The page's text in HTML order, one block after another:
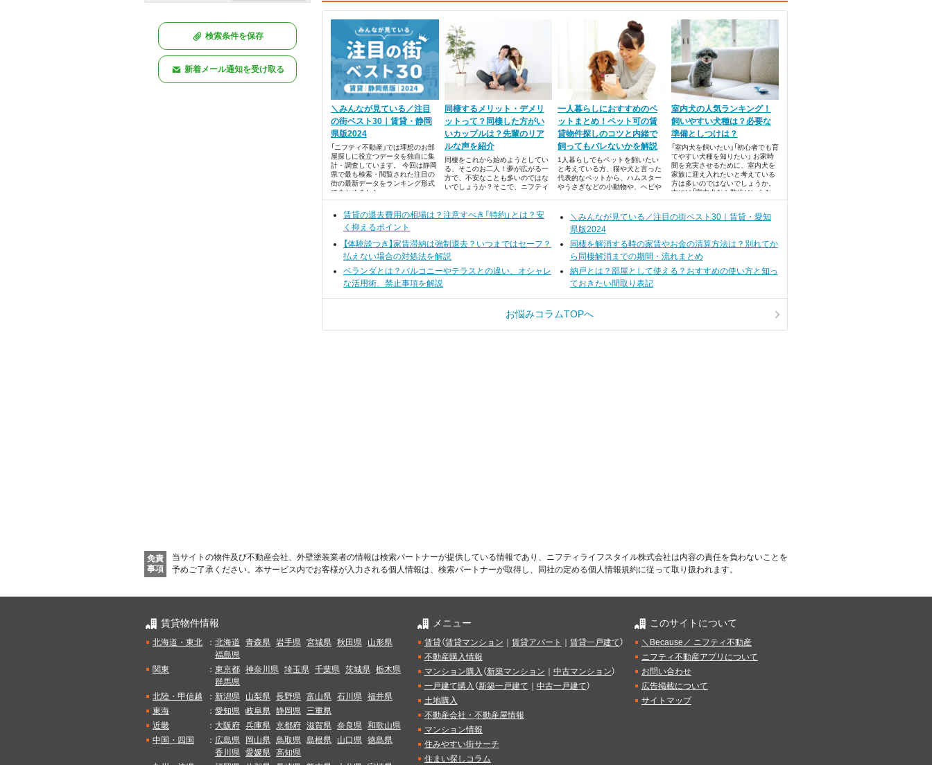
検索条件を保存
新着メール通知を受け取る
＼みんなが見ている／注目
の街ベスト30｜賃貸・静岡
県版2024
「ニフティ不動産」では理想のお部
屋探しに役立つデータを独自に集
計・調査しています。 今回は静岡
県で最も検索・閲覧された注目の
街の最新データをランキング形式
でまとめました。
同棲するメリット・デメリ
ットって？同棲した方がい
いカップルは？先輩のリア
ルな声を紹介
同棲をこれから始めようとしてい
る、そこのお二人！夢が広がる一
方で、不安なことも多いのではな
いでしょうか？そこで、ニフティ
ト・デメリットについてまとめま
一人暮らしにおすすめのペ
ットまとめ！ペット可の賃
貸物件探しのコツと内緒で
飼ってもバレないかを解説
1人暮らしでもペットを飼いたい
と考えている方、猫や犬と言った
代表的なペットから、ハムスター
やうさぎなどの小動物や、ヘビや
なと想像すると、夢が広がります
よね。
室内犬の人気ランキング！
飼いやすい犬種は？必要な
準備としつけは？
「室内犬を飼いたい」「初心者でも育
てやすい犬種を知りたい」 お家時
間を充実させるために、室内犬を
家族に迎え入れたいと考えている
方は多いのではないでしょうか。
中には「室内犬なら散歩はいらな
い」といった誤解もあるようです。
ている人に向けて、室内犬の人気
介します。
賃貸の退去費用の相場は？注意すべき「特約」とは？安
く抑えるポイント
＼みんなが見ている／注目の街ベスト30｜賃貸・愛知
県版2024
【体験談つき】家賃滞納は強制退去？いつまではセーフ？
払えない場合の対処法を解説
同棲を解消する時の家賃やお金の清算方法は？別れてか
ら同棲解消までの期間・流れまとめ
ベランダとは？バルコニーやテラスとの違い、オシャレ
な活用術、禁止事項を解説
納戸とは？部屋として使える？おすすめの使い方と知っ
ておきたい間取り表記
お悩みコラムTOPへ
免責
事項
当サイトの物件及び不動産会社、外壁塗装業者の情報は検索パートナーが提供している情報であり、ニフティライフスタイル株式会社は内容の責任を負わないことを
予めご了承ください。 本サービス内でお客様が入力される個人情報は、検索パートナーが取得し、同社の定める個人情報規約に従って取り扱われます。
賃貸物件情報
北海道・東北 ： 北海道 青森県 岩手県 宮城県 秋田県
山形県
福島県
関東
： 東京都 神奈川県 埼玉県 千葉県 茨城県 栃木県
群馬県
北陸・甲信越
： 新潟県 山梨県 長野県 富山県 石川県 福井県
東海
： 愛知県 岐阜県 静岡県 三重県
近畿
： 大阪府 兵庫県 京都府 滋賀県 奈良県 和歌山県
中国・四国
： 広島県 岡山県 鳥取県 島根県 山口県 徳島県
香川県 愛媛県 高知県
メニュー
賃貸（賃貸マンション 賃貸アパート 賃貸一戸建て）
不動産購入情報
マンション購入 （新築マンション 中古マンション）
一戸建て購入 （新築一戸建て 中古一戸建て）
土地購入
不動産会社・不動産屋情報
マンション情報
住みやすい街サーチ
住まい探しコラム
このサイトについて
＼Because／ ニフティ不動産
ニフティ不動産アプリについて
お問い合わせ
広告掲載について
サイトマップ